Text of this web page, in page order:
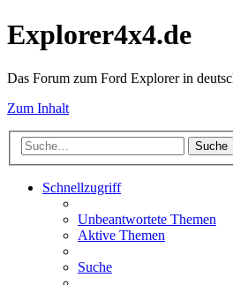
Explorer4x4.de
Das Forum zum Ford Explorer in
Zum Inhalt
Suche
Schnellzugriff
Unbeantwortete Themen
Aktive Themen
Suche